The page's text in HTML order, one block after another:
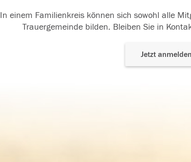
In einem Familienkreis können sich sowohl alle
Trauergemeinde bilden. Bleiben Sie in
Jetzt